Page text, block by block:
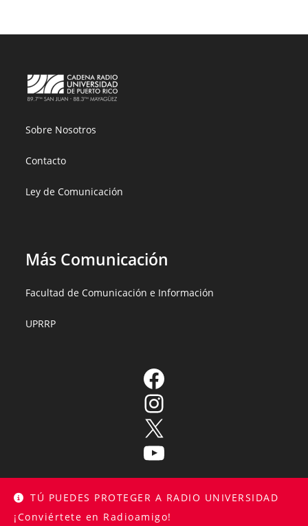
TÚ PUEDES PROTEGER A RADIO UNIVERSIDAD
¡Conviértete en Radioamigo!
Sobre Nosotros
Contacto
Ley de Comunicación
Más Comunicación
Facultad de Comunicación e Información
UPRRP